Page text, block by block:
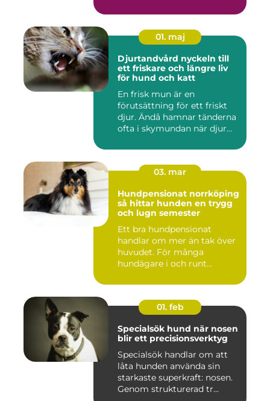
01. maj
Djurtandvård nyckeln till
ett friskare och längre liv
för hund och katt
En frisk mun är en
förutsättning för ett friskt
djur. Ändå hamnar tänderna
ofta i skymundan när djur...
03. mar
Hundpensionat norrköping
så hittar hunden en trygg
och lugn semester
Ett bra hundpensionat
handlar om mer än tak över
huvudet. För många
hundägare i och runt
01. feb
Specialsök hund när nosen
blir ett precisionsverktyg
Specialsök handlar om att
låta hunden använda sin
starkaste superkraft: nosen.
Genom strukturerad tr...